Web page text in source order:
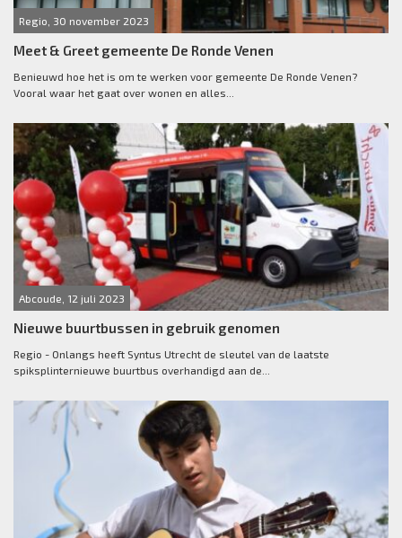
Regio, 30 november 2023
Meet & Greet gemeente De Ronde Venen
Benieuwd hoe het is om te werken voor gemeente De Ronde Venen?
Vooral waar het gaat over wonen en alles...
Abcoude, 12 juli 2023
Nieuwe buurtbussen in gebruik genomen
Regio - Onlangs heeft Syntus Utrecht de sleutel van de laatste
spiksplinternieuwe buurtbus overhandigd aan de...